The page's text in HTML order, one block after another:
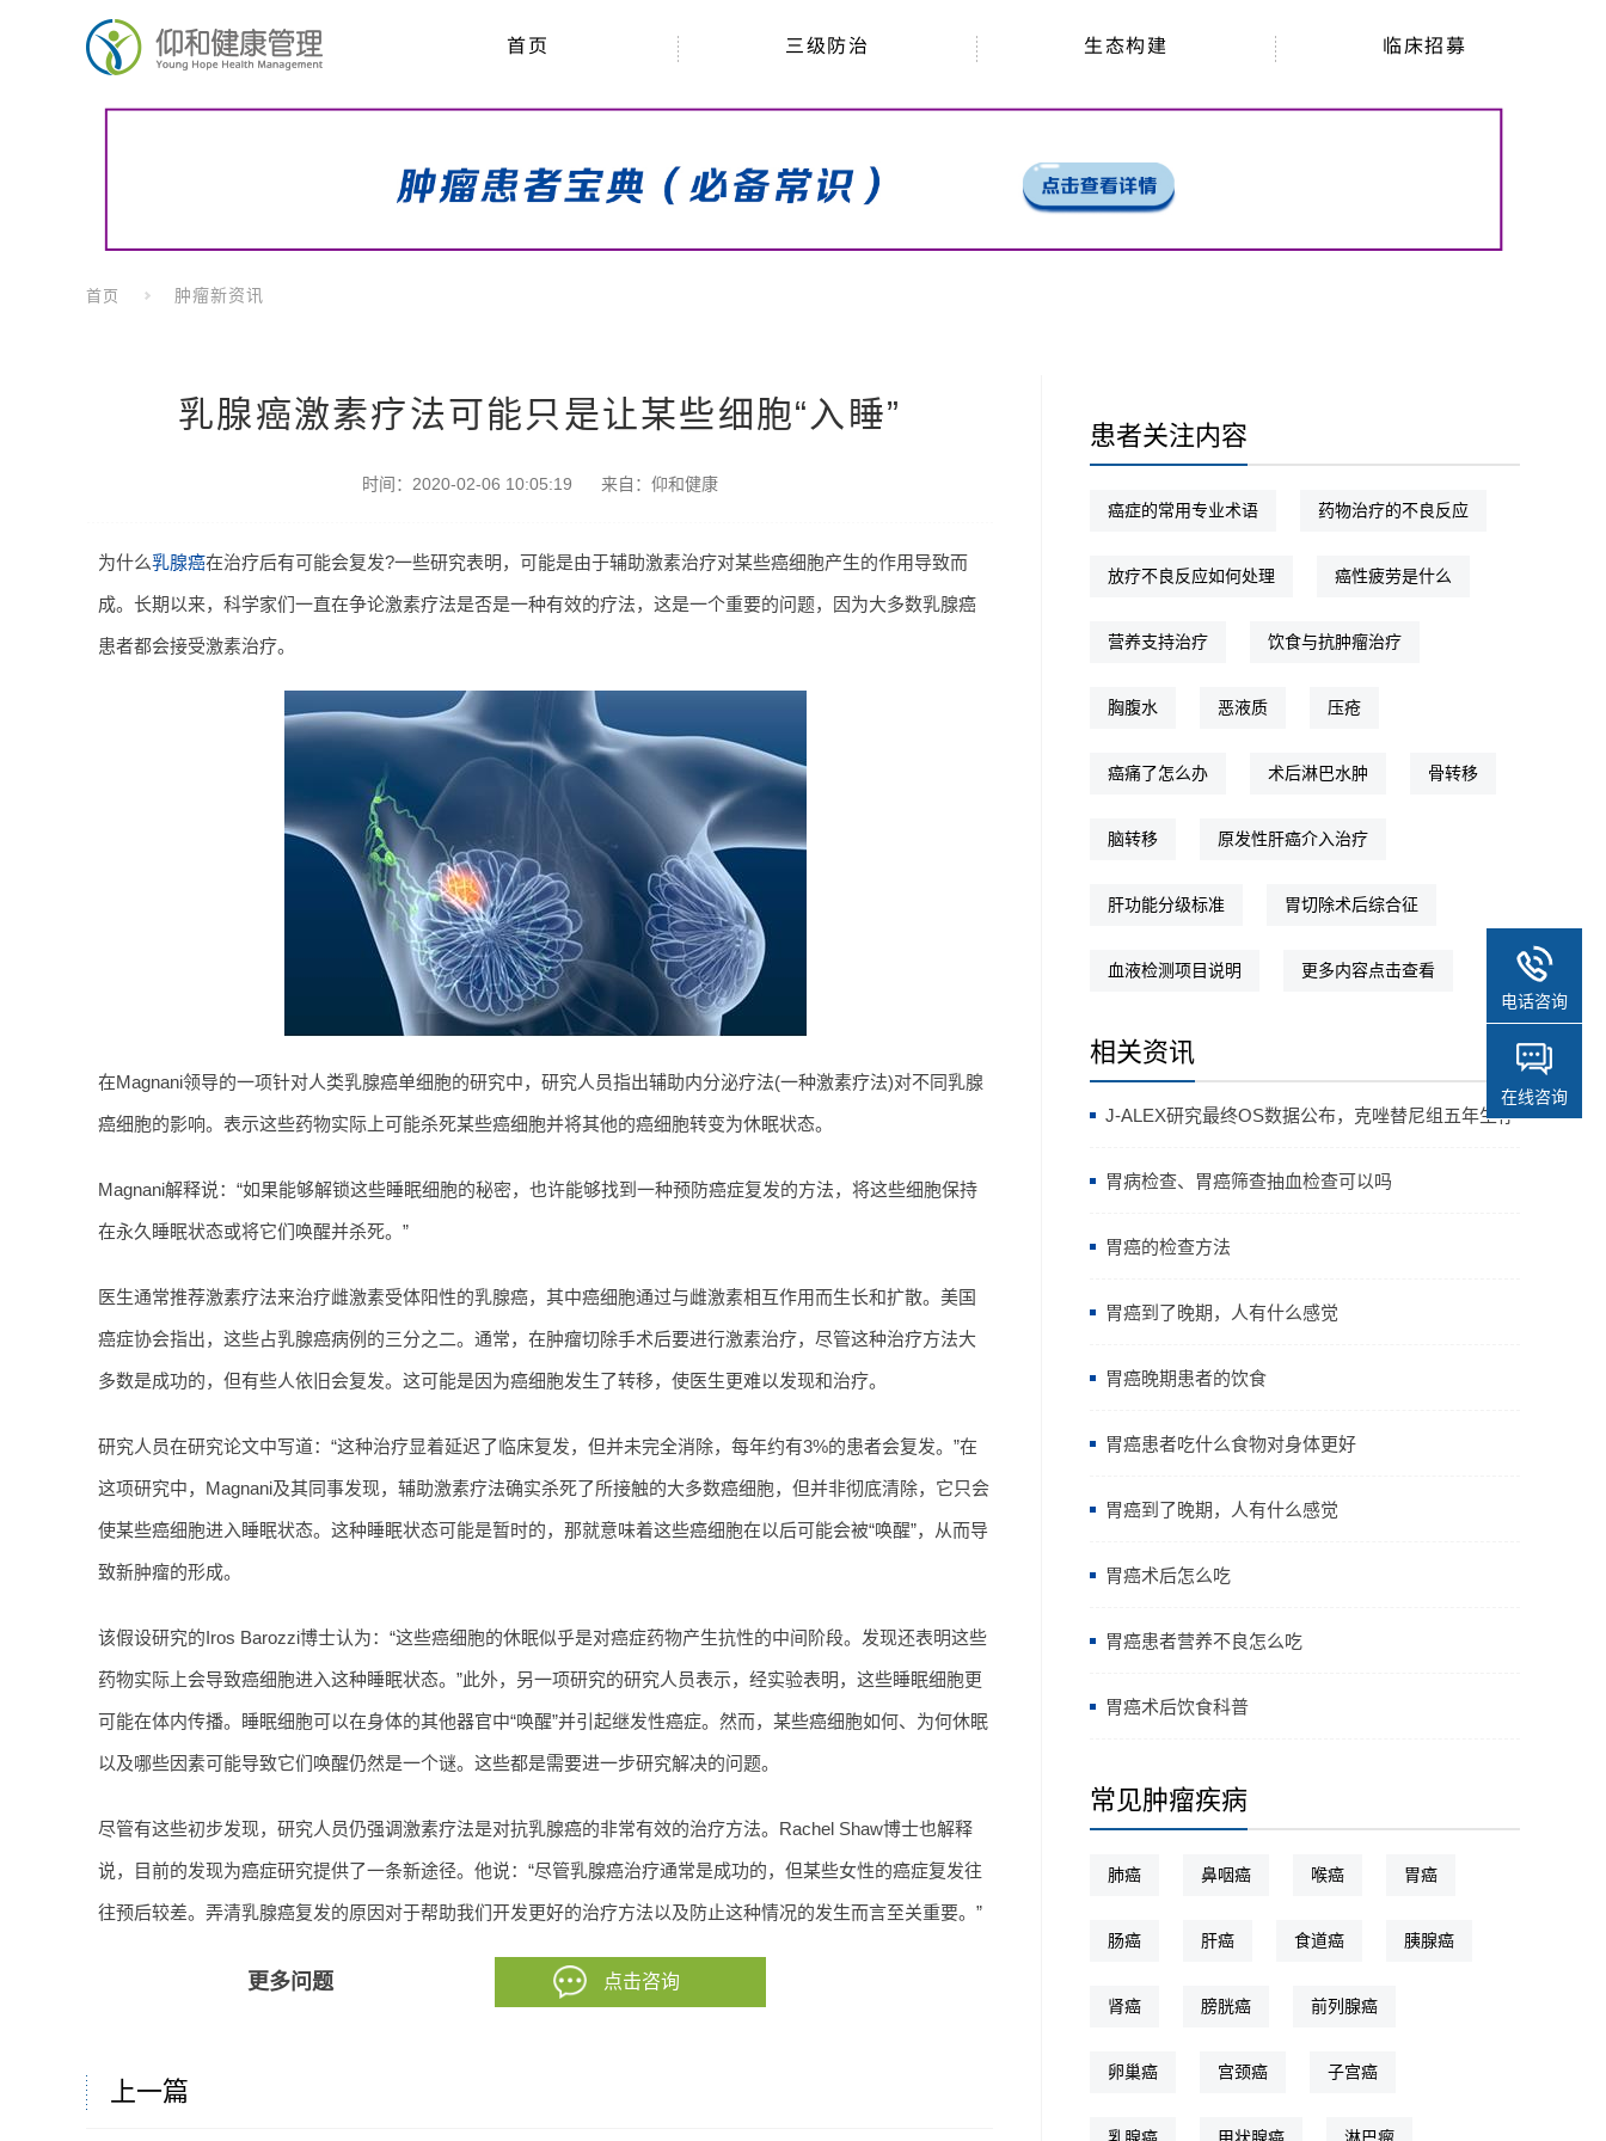
首页 三级防治 生态构建 临床招募
首页 肿瘤新资讯
乳腺癌激素疗法可能只是让某些细胞“入睡”
时间：2020-02-06 10:05:19 来自： 仰和健康
为什么乳腺癌在治疗后有可能会复发?一些研究表明，可能是由于辅助激素治疗对某些癌细胞产生的作用导致而
成。长期以来，科学家们一直在争论激素疗法是否是一种有效的疗法，这是一个重要的问题，因为大多数乳腺癌
患者都会接受激素治疗。
在Magnani领导的一项针对人类乳腺癌单细胞的研究中，研究人员指出辅助内分泌疗法(一种激素疗法)对不同乳腺
癌细胞的影响。表示这些药物实际上可能杀死某些癌细胞并将其他的癌细胞转变为休眠状态。
Magnani解释说：“如果能够解锁这些睡眠细胞的秘密，也许能够找到一种预防癌症复发的方法，将这些细胞保持
在永久睡眠状态或将它们唤醒并杀死。”
医生通常推荐激素疗法来治疗雌激素受体阳性的乳腺癌，其中癌细胞通过与雌激素相互作用而生长和扩散。美国
癌症协会指出，这些占乳腺癌病例的三分之二。通常，在肿瘤切除手术后要进行激素治疗，尽管这种治疗方法大
多数是成功的，但有些人依旧会复发。这可能是因为癌细胞发生了转移，使医生更难以发现和治疗。
研究人员在研究论文中写道：“这种治疗显着延迟了临床复发，但并未完全消除，每年约有3%的患者会复发。”在
这项研究中，Magnani及其同事发现，辅助激素疗法确实杀死了所接触的大多数癌细胞，但并非彻底清除，它只会
使某些癌细胞进入睡眠状态。这种睡眠状态可能是暂时的，那就意味着这些癌细胞在以后可能会被“唤醒”，从而导
致新肿瘤的形成。
该假设研究的Iros Barozzi博士认为：“这些癌细胞的休眠似乎是对癌症药物产生抗性的中间阶段。发现还表明这些
药物实际上会导致癌细胞进入这种睡眠状态。”此外，另一项研究的研究人员表示，经实验表明，这些睡眠细胞更
可能在体内传播。睡眠细胞可以在身体的其他器官中“唤醒”并引起继发性癌症。然而，某些癌细胞如何、为何休眠
以及哪些因素可能导致它们唤醒仍然是一个谜。这些都是需要进一步研究解决的问题。
尽管有这些初步发现，研究人员仍强调激素疗法是对抗乳腺癌的非常有效的治疗方法。Rachel Shaw博士也解释
说，目前的发现为癌症研究提供了一条新途径。他说：“尽管乳腺癌治疗通常是成功的，但某些女性的癌症复发往
往预后较差。弄清乳腺癌复发的原因对于帮助我们开发更好的治疗方法以及防止这种情况的发生而言至关重要。”
更多问题 点击咨询
上一篇
患者关注内容
癌症的常用专业术语 药物治疗的不良反应
放疗不良反应如何处理 癌性疲劳是什么
营养支持治疗 饮食与抗肿瘤治疗
胸腹水 恶液质 压疮
癌痛了怎么办 术后淋巴水肿 骨转移
脑转移 原发性肝癌介入治疗
肝功能分级标准 胃切除术后综合征
血液检测项目说明 更多内容点击查看
相关资讯
J-ALEX研究最终OS数据公布，克唑替尼组五年生存
率高达64.11%
胃病检查、胃癌筛查抽血检查可以吗
胃癌的检查方法
胃癌到了晚期，人有什么感觉
胃癌晚期患者的饮食
胃癌患者吃什么食物对身体更好
胃癌到了晚期，人有什么感觉
胃癌术后怎么吃
胃癌患者营养不良怎么吃
胃癌术后饮食科普
常见肿瘤疾病
肺癌 鼻咽癌 喉癌 胃癌
肠癌 肝癌 食道癌 胰腺癌
肾癌 膀胱癌 前列腺癌
卵巢癌 宫颈癌 子宫癌
电话咨询
在线咨询